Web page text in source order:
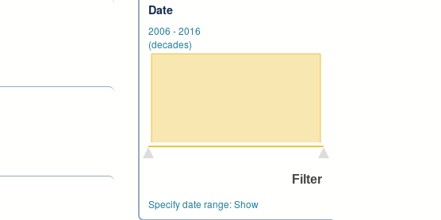
Date
2006 -2016
(decades)
Specify date range:Show